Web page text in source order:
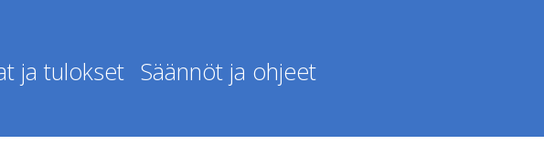
ja tulokset Säännöt ja ohjeet